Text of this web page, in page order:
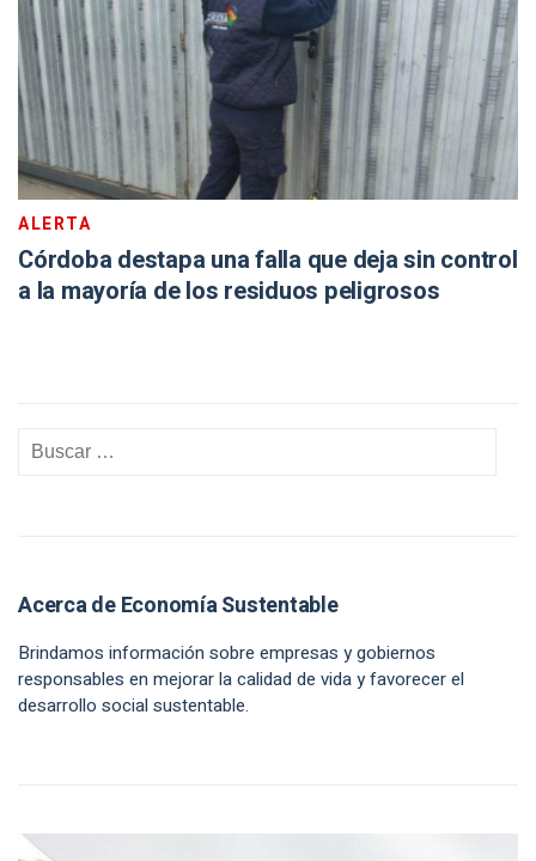
ALERTA
Córdoba destapa una falla que deja sin control
a la mayoría de los residuos peligrosos
Acerca de Economía Sustentable
Brindamos información sobre empresas y gobiernos
responsables en mejorar la calidad de vida y favorecer el
desarrollo social sustentable.